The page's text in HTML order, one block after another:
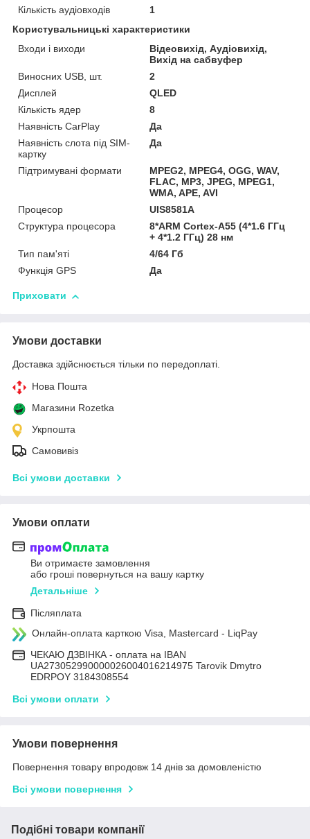
Кількість аудіовходів
1
Користувальницькі характеристики
Входи і виходи
Відеовихід, Аудіовихід,
Вихід на сабвуфер
Виносних USB, шт.
2
Дисплей
QLED
Кількість ядер
8
Наявність CarPlay
Да
Наявність слота під SIM-
картку
Да
Підтримувані формати
MPEG2, MPEG4, OGG, WAV,
FLAC, MP3, JPEG, MPEG1,
WMA, APE, AVI
Процесор
UIS8581A
Структура процесора
8*ARM Cortex-A55 (4*1.6 ГГц
+ 4*1.2 ГГц) 28 нм
Тип пам'яті
4/64 Гб
Функція GPS
Да
Приховати
Умови доставки
Доставка здійснюється тільки по передоплаті.
Нова Пошта
Магазини Rozetka
Укрпошта
Самовивіз
Всі умови доставки
Умови оплати
Ви отримаєте замовлення
або гроші повернуться на вашу картку
Детальніше
Післяплата
Онлайн-оплата карткою Visa, Mastercard - LiqPay
ЧЕКАЮ ДЗВІНКА - оплата на IBAN
UA273052990000026004016214975 Tarovik Dmytro
EDRPOY 3184308554
Всі умови оплати
Умови повернення
Повернення товару впродовж 14 днів за домовленістю
Всі умови повернення
Подібні товари компанії